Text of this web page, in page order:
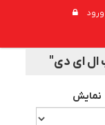
ورود
ال ای دی"
نمایش